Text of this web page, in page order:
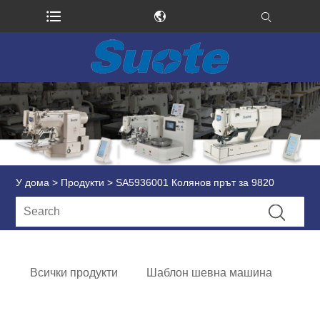
У дома > Продукти > SA5936001 Колянов прът за 9820
Всички продукти Шаблон шевна машина